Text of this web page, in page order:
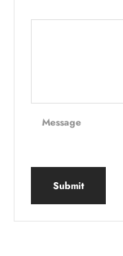
Message
Submit